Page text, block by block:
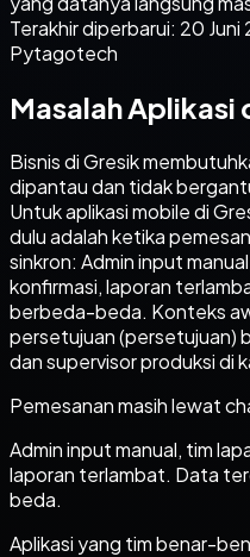
Terakhir diperbarui: 20 Juni
Pytagotech
Masalah Aplikasi
Bisnis di Gresik
dipantau dan tidak
Untuk aplikasi mobile di
dulu adalah ketika
sinkron: Admin input
konfirmasi, laporan
berbeda-beda. Konteks
persetujuan (persetujuan)
dan supervisor produksi di
Pemesanan masih lewat
Admin input manual, tim
laporan terlambat. Data
beda.
Aplikasi yang tim benar-